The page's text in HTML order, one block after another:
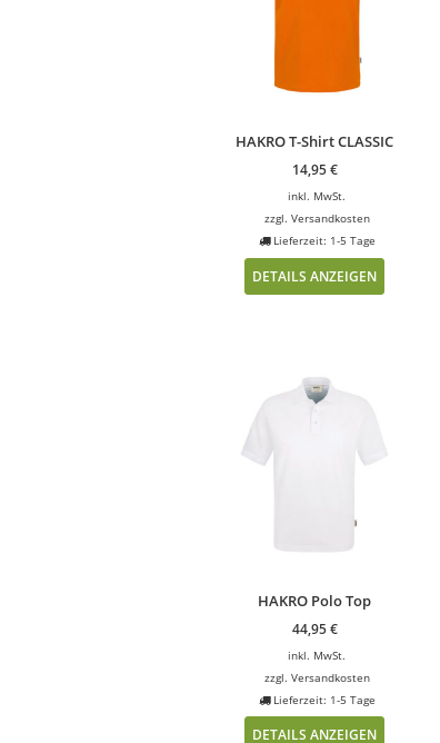
HAKRO T-Shirt CLASSIC
14,95€
inkl. MwSt.
zzgl. Versandkosten
Lieferzeit: 1-5 Tage
DETAILS ANZEIGEN
HAKRO Polo Top
44,95€
inkl. MwSt.
zzgl. Versandkosten
Lieferzeit: 1-5 Tage
DETAILS ANZEIGEN